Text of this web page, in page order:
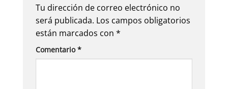
Tu dirección de correo electrónico no
será publicada. Los campos obligatorios
están marcados con *
Comentario*